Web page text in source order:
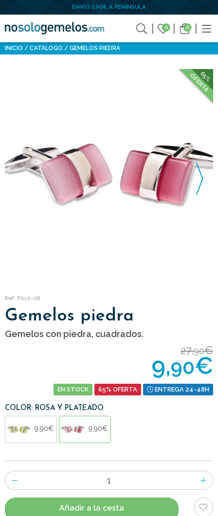
ENVÍO 5,90€ A PENÍNSULA
0 0
INICIO CATÁLOGO GEMELOS PIEDRA
65%
OFERTA
Ref: P010-08
Gemelos piedra
Gemelos con piedra, cuadrados.
27,90€
9,90€
EN STOCK 65% OFERTA ENTREGA 24-48H
COLOR: ROSA Y PLATEADO
9,90€ 9,90€
Número
de
artículos
Añadir a la cesta